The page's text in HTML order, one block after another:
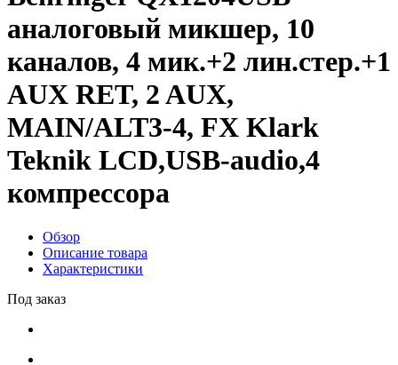
аналоговый микшер, 10
каналов, 4 мик.+2 лин.стер.+1
AUX RET, 2 AUX,
MAIN/ALT3-4, FX Klark
Teknik LCD,USB-audio,4
компрессора
Обзор
Описание товара
Характеристики
Под заказ